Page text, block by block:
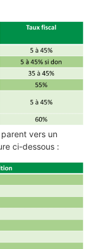
vers un
ci-dessous :